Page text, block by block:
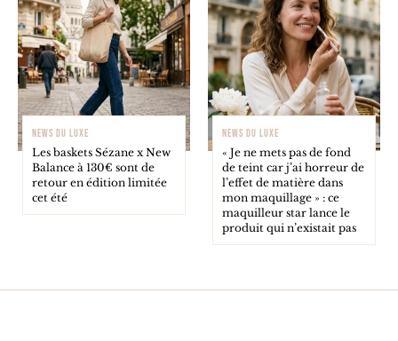
NEWS DU LUXE
Les baskets Sézane x New
Balance à 130€ sont de
retour en édition limitée
cet été
NEWS DU LUXE
« Je ne mets pas de fond
de teint car j’ai horreur de
l’effet de matière dans
mon maquillage » : ce
maquilleur star lance le
produit qui n’existait pas